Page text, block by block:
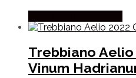
Trebbiano
Vinum